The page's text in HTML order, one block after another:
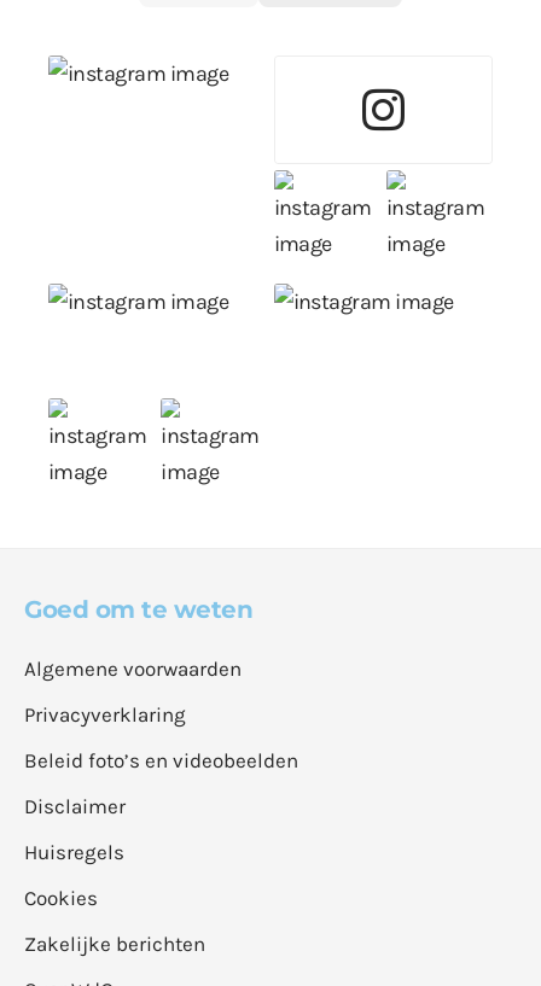
Goed om te weten
Algemene voorwaarden
Privacyverklaring
Beleid foto’s en videobeelden
Disclaimer
Huisregels
Cookies
Zakelijke berichten